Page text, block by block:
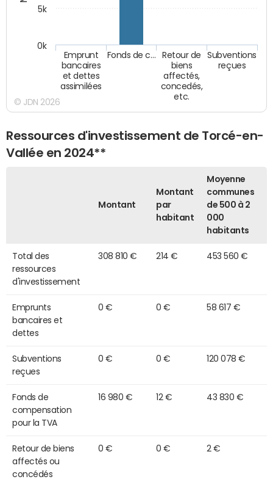
Emprunt
bancaires
et dettes
assimilées
Fonds de c…
Retour de
biens
affectés,
concedés,
etc.
Subventions
reçues
0k
5k
© JDN 2026
Ressources d'investissement de Torcé-en-
Vallée en 2024**
Montant
Montant
par
habitant
Moyenne
communes
de 500 à 2
000
habitants
Total des
ressources
d'investissement
308 810 € 214 € 453 560 €
Emprunts
bancaires et
dettes
0 € 0 € 58 617 €
Subventions
reçues
0 € 0 € 120 078 €
Fonds de
compensation
pour la TVA
16 980 € 12 € 43 830 €
Retour de biens
affectés ou
concédés
0 € 0 € 2 €